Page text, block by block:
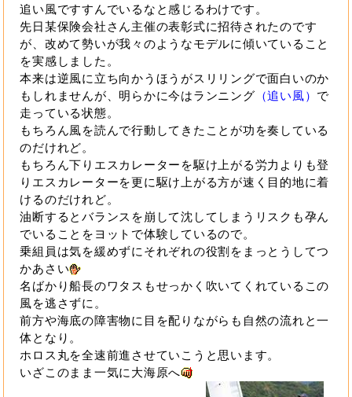
追い風ですすんでいるなと感じるわけです。
先日某保険会社さん主催の表彰式に招待されたのです
が、改めて勢いが我々のようなモデルに傾いていること
を実感しました。
本来は逆風に立ち向かうほうがスリリングで面白いのか
もしれませんが、明らかに今はランニング （追い風） で
走っている状態。
もちろん風を読んで行動してきたことが功を奏している
のだけれど。
もちろん下りエスカレーターを駆け上がる労力よりも登
りエスカレーターを更に駆け上がる方が速く目的地に着
けるのだけれど。
油断するとバランスを崩して沈してしまうリスクも孕ん
でいることをヨットで体験しているので。
乗組員は気を緩めずにそれぞれの役割をまっとうしてつ
かあさい
名ばかり船長のワタスもせっかく吹いてくれているこの
風を逃さずに。
前方や海底の障害物に目を配りながらも自然の流れと一
体となり。
ホロス丸を全速前進させていこうと思います。
いざこのまま一気に大海原へ